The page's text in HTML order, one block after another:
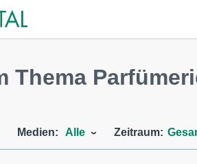
Thema
Medien: Alle Zeitraum: